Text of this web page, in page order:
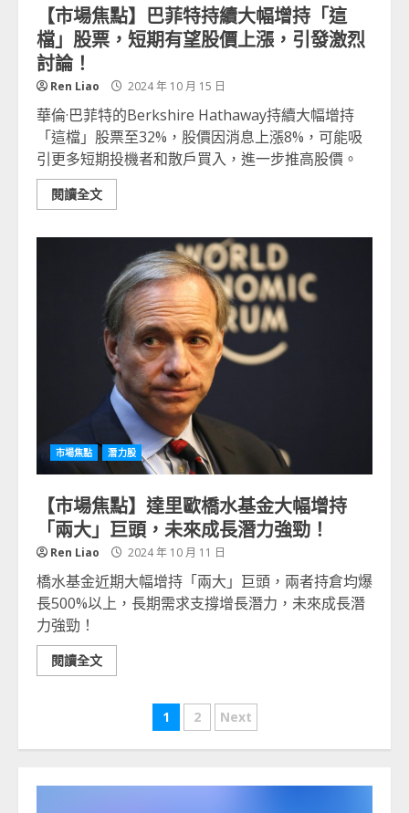
【市場焦點】巴菲特持續大幅增持「這
檔」股票，短期有望股價上漲，引發激烈
討論！
Ren Liao 2024 年 10 月 15 日
華倫·巴菲特的Berkshire Hathaway持續大幅增持
「這檔」股票至32%，股價因消息上漲8%，可能吸
引更多短期投機者和散戶買入，進一步推高股價。
閱讀全文
市場焦點 潛力股
【市場焦點】達里歐橋水基金大幅增持
「兩大」巨頭，未來成長潛力強勁！
Ren Liao 2024 年 10 月 11 日
橋水基金近期大幅增持「兩大」巨頭，兩者持倉均爆
長500%以上，長期需求支撐增長潛力，未來成長潛
力強勁！
閱讀全文
文
章
分
1 2 Next